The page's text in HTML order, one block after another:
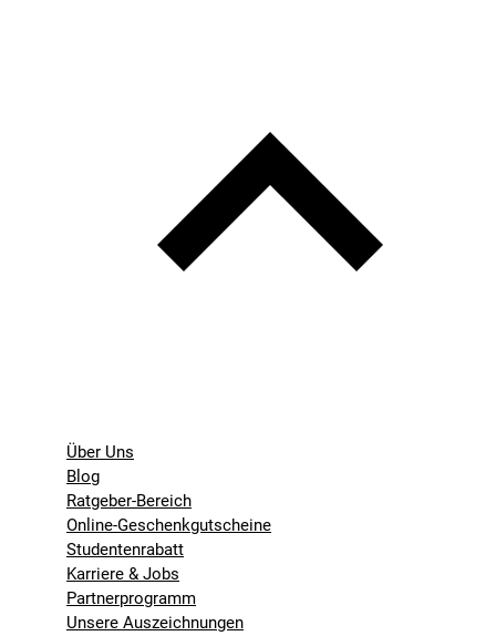
Über Uns
Blog
Ratgeber-Bereich
Online-Geschenkgutscheine
Studentenrabatt
Karriere & Jobs
Partnerprogramm
Unsere Auszeichnungen